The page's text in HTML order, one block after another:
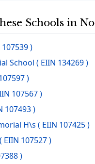
Schools in
107539 )
School ( EIIN 134269 )
)
107567 )
107493 )
H\s ( EIIN 107425 )
( EIIN 107527 )
)